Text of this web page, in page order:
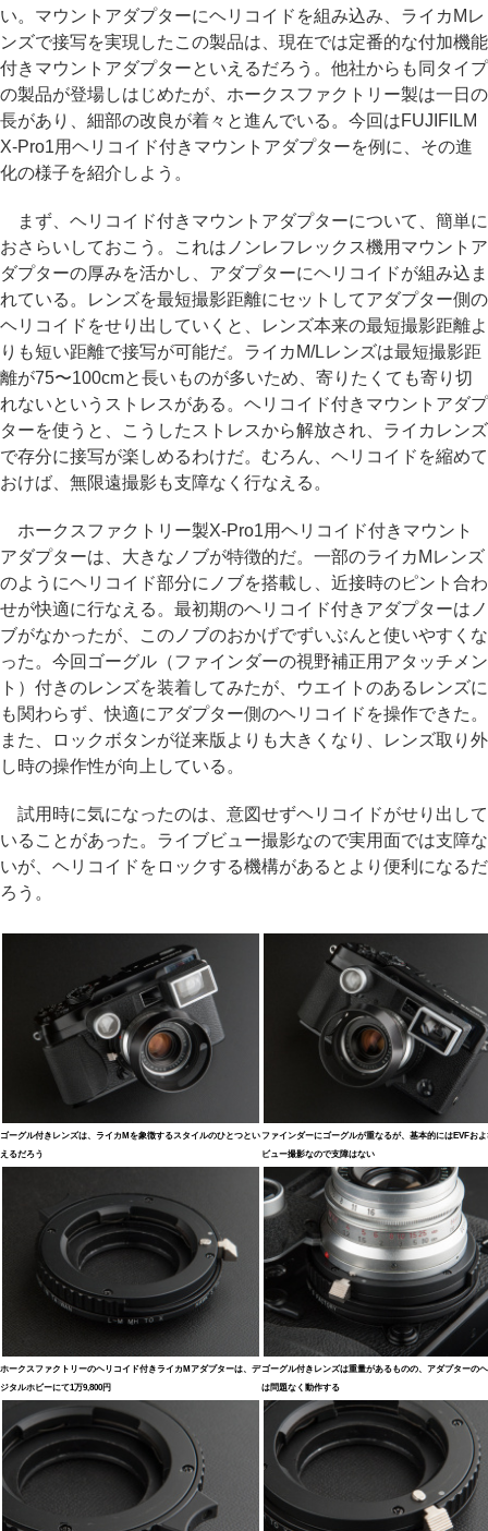
い。マウントアダプターにヘリコイドを組み込み、ライカMレ
ンズで接写を実現したこの製品は、現在では定番的な付加機能
付きマウントアダプターといえるだろう。他社からも同タイプ
の製品が登場しはじめたが、ホークスファクトリー製は一日の
長があり、細部の改良が着々と進んでいる。今回はFUJIFILM
X-Pro1用ヘリコイド付きマウントアダプターを例に、その進
化の様子を紹介しよう。
まず、ヘリコイド付きマウントアダプターについて、簡単に
おさらいしておこう。これはノンレフレックス機用マウントア
ダプターの厚みを活かし、アダプターにヘリコイドが組み込ま
れている。レンズを最短撮影距離にセットしてアダプター側の
ヘリコイドをせり出していくと、レンズ本来の最短撮影距離よ
りも短い距離で接写が可能だ。ライカM/Lレンズは最短撮影距
離が75〜100cmと長いものが多いため、寄りたくても寄り切
れないというストレスがある。ヘリコイド付きマウントアダプ
ターを使うと、こうしたストレスから解放され、ライカレンズ
で存分に接写が楽しめるわけだ。むろん、ヘリコイドを縮めて
おけば、無限遠撮影も支障なく行なえる。
ホークスファクトリー製X-Pro1用ヘリコイド付きマウント
アダプターは、大きなノブが特徴的だ。一部のライカMレンズ
のようにヘリコイド部分にノブを搭載し、近接時のピント合わ
せが快適に行なえる。最初期のヘリコイド付きアダプターはノ
ブがなかったが、このノブのおかげでずいぶんと使いやすくな
った。今回ゴーグル（ファインダーの視野補正用アタッチメン
ト）付きのレンズを装着してみたが、ウエイトのあるレンズに
も関わらず、快適にアダプター側のヘリコイドを操作できた。
また、ロックボタンが従来版よりも大きくなり、レンズ取り外
し時の操作性が向上している。
試用時に気になったのは、意図せずヘリコイドがせり出して
いることがあった。ライブビュー撮影なので実用面では支障な
いが、ヘリコイドをロックする機構があるとより便利になるだ
ろう。
ゴーグル付きレンズは、ライカMを象徴するスタイルのひとつとい
えるだろう
ファインダーにゴーグルが重なるが、基本的にはEVFお
ビュー撮影なので支障はない
ホークスファクトリーのヘリコイド付きライカMアダプターは、デ
ジタルホビーにて1万9,800円
ゴーグル付きレンズは重量があるものの、アダプターの
は問題なく動作する